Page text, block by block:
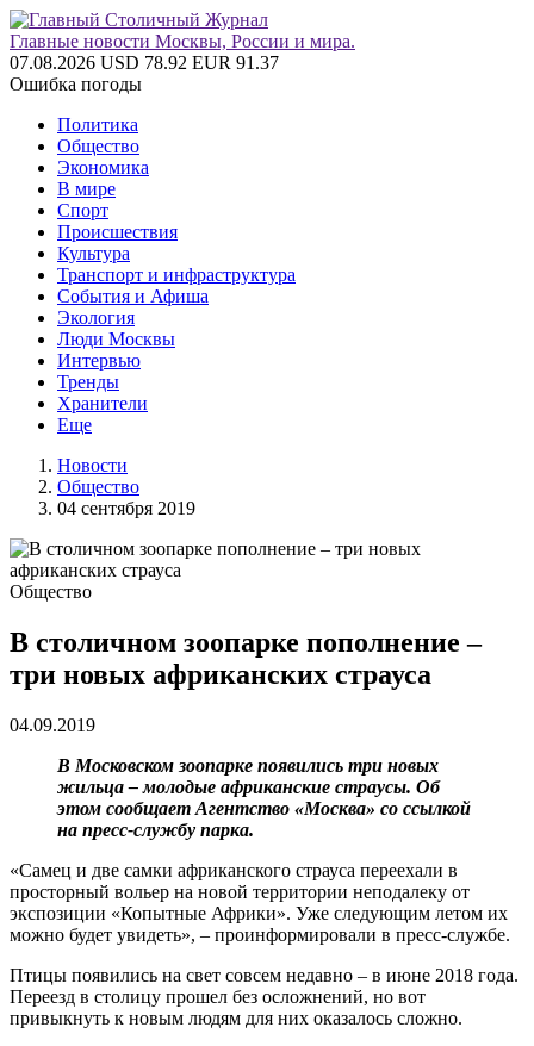
Главные новости Москвы, России и мира.
07.08.2026 USD 78.92 EUR 91.37
Ошибка погоды
Политика
Общество
Экономика
В мире
Спорт
Происшествия
Культура
Транспорт и инфраструктура
События и Афиша
Экология
Люди Москвы
Интервью
Тренды
Хранители
Еще
Новости
Общество
04 сентября 2019
Общество
В столичном зоопарке пополнение –
три новых африканских страуса
04.09.2019
В Московском зоопарке появились три новых
жильца – молодые африканские страусы. Об
этом сообщает Агентство «Москва» со ссылкой
на пресс-службу парка.
«Самец и две самки африканского страуса переехали в
просторный вольер на новой территории неподалеку от
экспозиции «Копытные Африки». Уже следующим летом их
можно будет увидеть», – проинформировали в пресс-службе.
Птицы появились на свет совсем недавно – в июне 2018 года.
Переезд в столицу прошел без осложнений, но вот
привыкнуть к новым людям для них оказалось сложно.